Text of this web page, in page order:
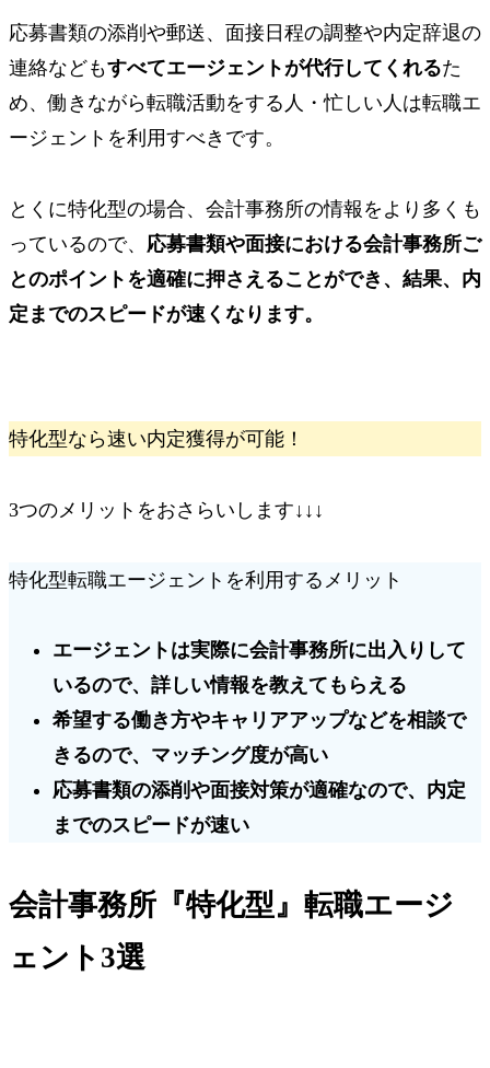
応募書類の添削や郵送、面接日程の調整や内定辞退の
連絡などもすべてエージェントが代行してくれるた
め、働きながら転職活動をする人・忙しい人は転職エ
ージェントを利用すべきです。
とくに特化型の場合、会計事務所の情報をより多くも
っているので、 応募書類や面接における会計事務所ご
とのポイントを適確に押さえることができ、結果、内
定までのスピードが速くなります。
特化型なら速い内定獲得が可能！
3つのメリットをおさらいします↓↓↓
特化型転職エージェントを利用するメリット
エージェントは実際に会計事務所に出入りして
いるので、 詳しい情報を教えてもらえる
希望する働き方やキャリアアップなどを相談で
きるので、 マッチング度が高い
応募書類の添削や面接対策が適確なので、 内定
までのスピードが速い
会計事務所『特化型』転職エージ
ェント3選